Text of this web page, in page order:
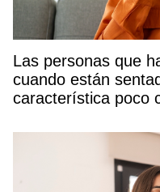
Las personas que
cuando están
característica poco